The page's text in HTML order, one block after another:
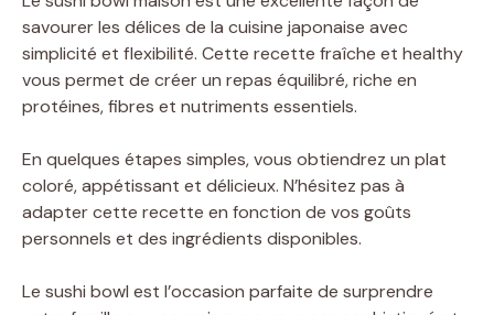
savourer les délices de la cuisine japonaise avec
simplicité et flexibilité. Cette recette fraîche et healthy
vous permet de créer un repas équilibré, riche en
protéines, fibres et nutriments essentiels.
En quelques étapes simples, vous obtiendrez un plat
coloré, appétissant et délicieux. N’hésitez pas à
adapter cette recette en fonction de vos goûts
personnels et des ingrédients disponibles.
Le sushi bowl est l’occasion parfaite de surprendre